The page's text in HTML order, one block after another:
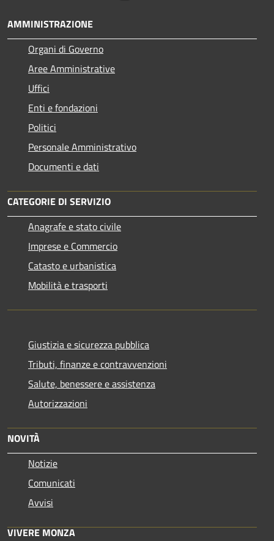
AMMINISTRAZIONE
Organi di Governo
Aree Amministrative
Uffici
Enti e fondazioni
Politici
Personale Amministrativo
Documenti e dati
CATEGORIE DI SERVIZIO
Anagrafe e stato civile
Imprese e Commercio
Catasto e urbanistica
Mobilità e trasporti
Giustizia e sicurezza pubblica
Tributi, finanze e contravvenzioni
Salute, benessere e assistenza
Autorizzazioni
NOVITÀ
Notizie
Comunicati
Avvisi
VIVERE MONZA